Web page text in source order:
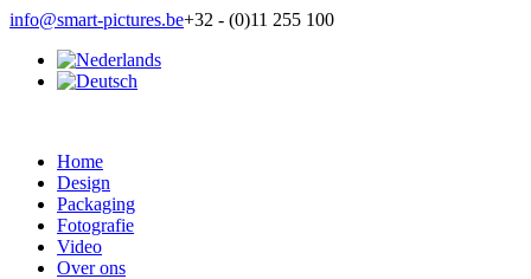
info@smart-pictures.be+32 - (0)11 255 100
Home
Design
Packaging
Fotografie
Video
Over ons